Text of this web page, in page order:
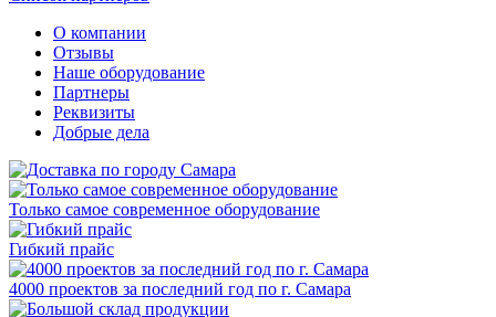
О компании
Отзывы
Наше оборудование
Партнеры
Реквизиты
Добрые дела
Только самое современное оборудование
Гибкий прайс
4000 проектов за последний год по г. Самара